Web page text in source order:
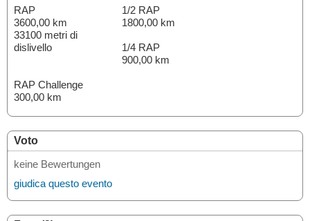
RAP
3600,00 km
33100 metri di
dislivello
1/2 RAP
1800,00 km
1/4 RAP
900,00 km
RAP Challenge
300,00 km
Voto
keine Bewertungen
giudica questo evento